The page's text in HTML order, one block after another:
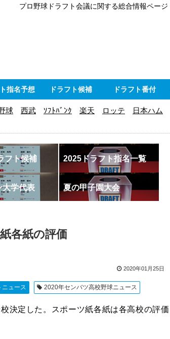
プロ野球ドラフト会議に関する総合情報ページ
指名予想 ドラフト候補 ドラフト番付
球 西武 ｿﾌﾄﾊﾞﾝｸ 楽天 ロッテ 日本ハム
フト候補 2025ドラフト指名一覧
大学代表 夏の甲子園大会
各紙の評価
2020年01月25日
ュース 2020年センバツ高校野球ニュース
決定した。スポーツ紙各紙は各高校の評価